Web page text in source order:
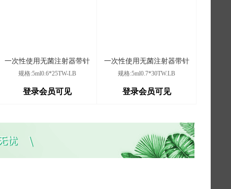
一次性使用无菌注射器带针
规格:5ml0.6*25TW-LB
登录会员可见
一次性使用无菌注射器带针
规格:5ml0.7*30TW.LB
登录会员可见